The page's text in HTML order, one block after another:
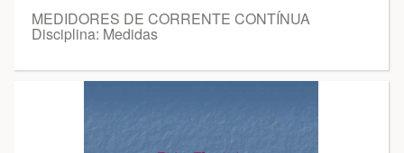
MEDIDORES DE CORRENTE CONTÍNUA
Disciplina: Medidas